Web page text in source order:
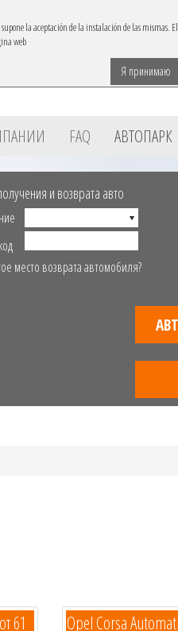
la aceptación de la instalación de las mismas.
web
Я принимаю
FAQ АВТОПАРК
и возврата авто
место возврата автомобиля?
61 Opel Corsa